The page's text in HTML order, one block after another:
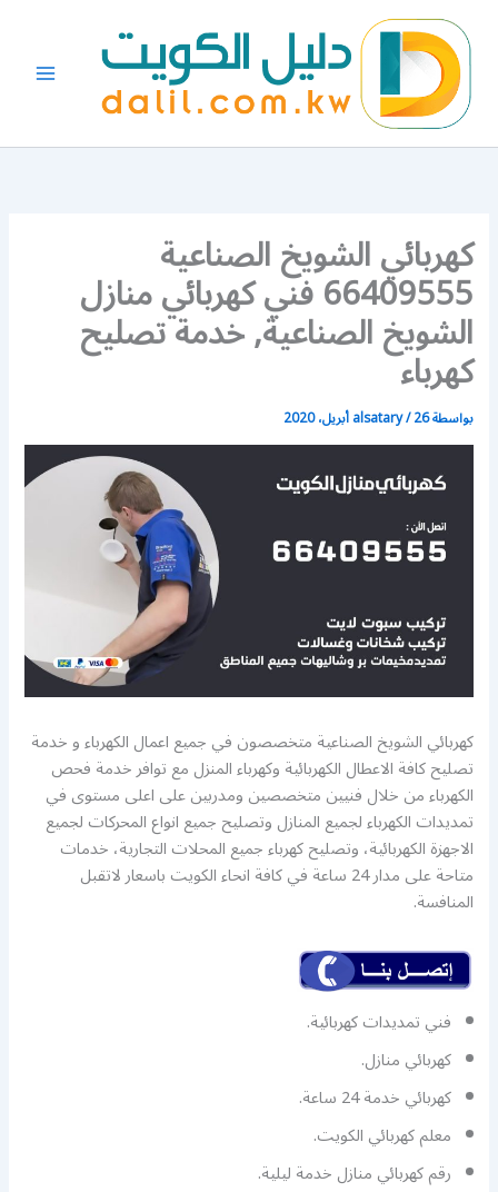
المحتوى
كهربائي الشويخ الصناعية
66409555 فني كهربائي منازل
الشويخ الصناعية, خدمة تصليح
كهرباء
بواسطة alsatary/26 أبريل، 2020
كهربائي الشويخ الصناعية متخصصون في جميع اعمال الكهرباء و خدمة
تصليح كافة الاعطال الكهربائية وكهرباء المنزل مع توافر خدمة فحص
الكهرباء من خلال فنيين متخصصين ومدربين على اعلى مستوى في
تمديدات الكهرباء لجميع المنازل وتصليح جميع انواع المحركات لجميع
الاجهزة الكهربائية، وتصليح كهرباء جميع المحلات التجارية، خدمات
متاحة على مدار 24 ساعة في كافة انحاء الكويت باسعار لاتقبل
المنافسة.
فني تمديدات كهربائية.
كهربائي منازل.
كهربائي خدمة 24 ساعة.
معلم كهربائي الكويت.
رقم كهربائي منازل خدمة ليلية.